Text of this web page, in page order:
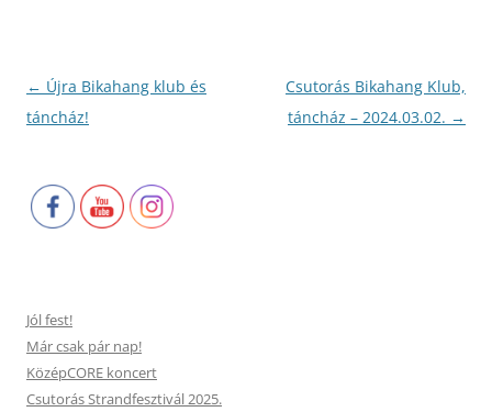
Bejegyzés
navigáció
← Újra Bikahang klub és
táncház!
Csutorás Bikahang Klub,
táncház – 2024.03.02. →
Jól fest!
Már csak pár nap!
KözépCORE koncert
Csutorás Strandfesztivál 2025.